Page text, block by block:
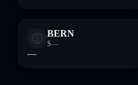
BERN
$—
—